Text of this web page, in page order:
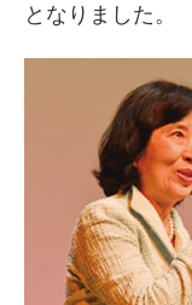
となりました。